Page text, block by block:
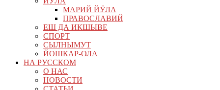
МАРИЙ ЙӰЛА
ПРАВОСЛАВИЙ
ЕШ ДА ИКШЫВЕ
СПОРТ
СЫЛНЫМУТ
ЙОШКАР-ОЛА
НА РУССКОМ
О НАС
НОВОСТИ